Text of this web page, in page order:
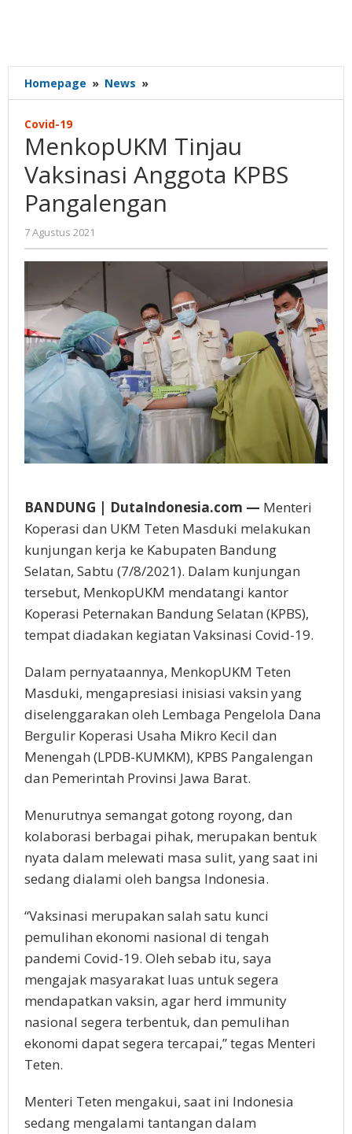
Homepage » News »
Tinjau
KPBS
Pangalengan
Covid-19
MenkopUKM Tinjau
Vaksinasi Anggota KPBS
Pangalengan
7 Agustus 2021
Nilna
Niswah
BANDUNG | DutaIndonesia.com — Menteri
Koperasi dan UKM Teten Masduki melakukan
kunjungan kerja ke Kabupaten Bandung
Selatan, Sabtu (7/8/2021). Dalam kunjungan
tersebut, MenkopUKM mendatangi kantor
Koperasi Peternakan Bandung Selatan (KPBS),
tempat diadakan kegiatan Vaksinasi Covid-19.
Dalam pernyataannya, MenkopUKM Teten
Masduki, mengapresiasi inisiasi vaksin yang
diselenggarakan oleh Lembaga Pengelola Dana
Bergulir Koperasi Usaha Mikro Kecil dan
Menengah (LPDB-KUMKM), KPBS Pangalengan
dan Pemerintah Provinsi Jawa Barat.
Menurutnya semangat gotong royong, dan
kolaborasi berbagai pihak, merupakan bentuk
nyata dalam melewati masa sulit, yang saat ini
sedang dialami oleh bangsa Indonesia.
“Vaksinasi merupakan salah satu kunci
pemulihan ekonomi nasional di tengah
pandemi Covid-19. Oleh sebab itu, saya
mengajak masyarakat luas untuk segera
mendapatkan vaksin, agar herd immunity
nasional segera terbentuk, dan pemulihan
ekonomi dapat segera tercapai,” tegas Menteri
Teten.
Menteri Teten mengakui, saat ini Indonesia
sedang mengalami tantangan dalam